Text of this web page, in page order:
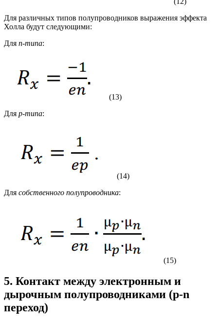
Для различных типов полупроводников выражения эффекта
Холла будут следующими:
Для n-типа:
(13)
Для p-типа:
(14)
Для собственного полупроводника:
(15)
5. Контакт между электронным и
дырочным полупроводниками (p-n
переход)